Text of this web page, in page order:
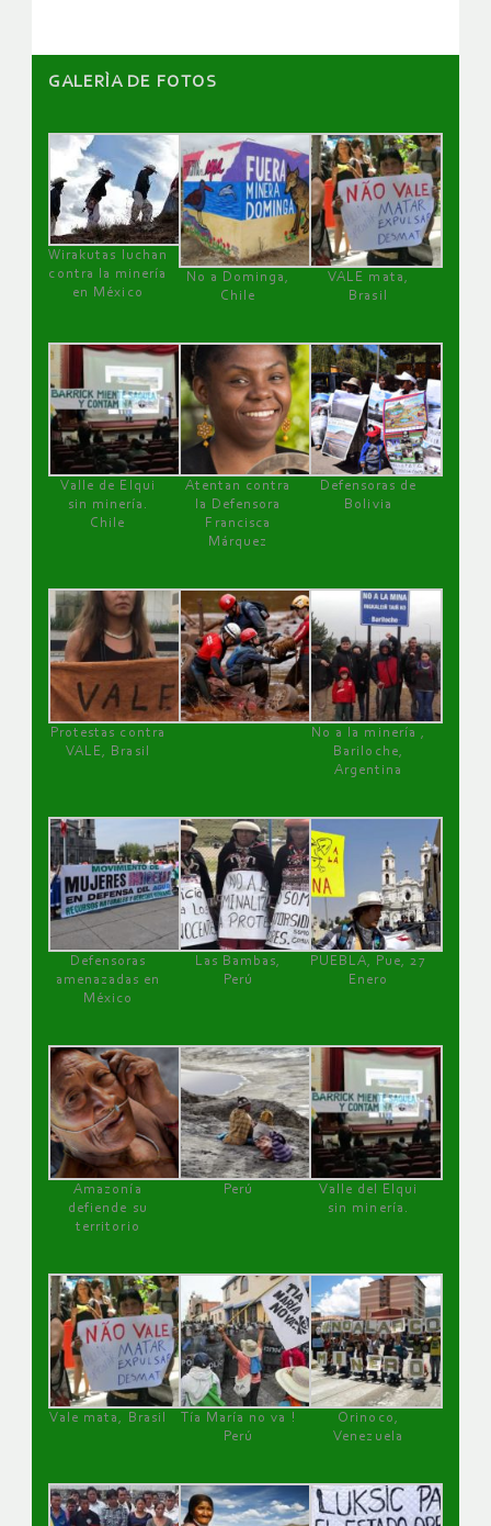
GALERÌA DE FOTOS
Wirakutas luchan
contra la minería
en México
No a Dominga,
Chile
VALE mata,
Brasil
Valle de Elqui
sin minería.
Chile
Atentan contra
la Defensora
Francisca
Márquez
Defensoras de
Bolivia
Protestas contra
VALE, Brasil
No a la minería ,
Bariloche,
Argentina
Defensoras
amenazadas en
México
Las Bambas,
Perú
PUEBLA, Pue, 27
Enero
Amazonía
defiende su
territorio
Perú
Valle del Elqui
sin minería.
Vale mata, Brasil
Tía María no va !
Perú
Orinoco,
Venezuela